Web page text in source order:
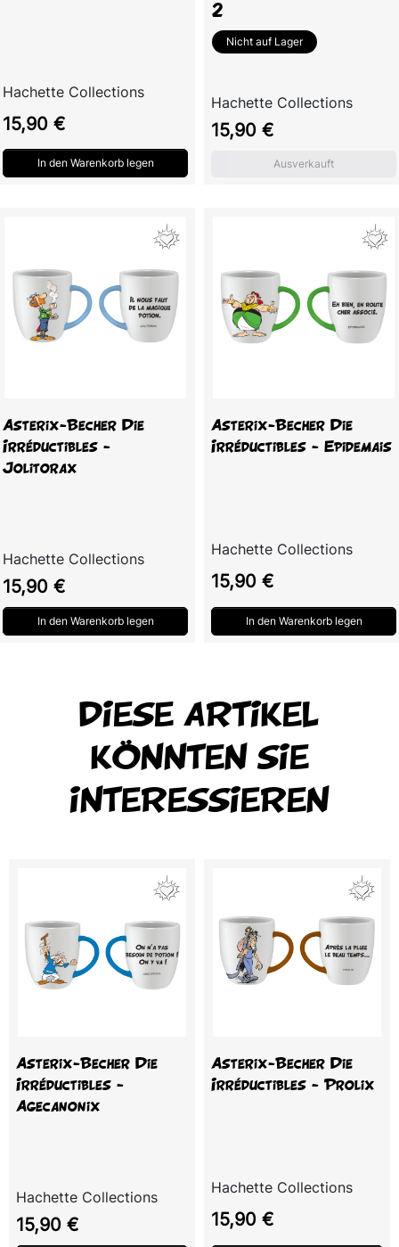
Hachette Collections
Preis
15,90 €
In den Warenkorb legen
2
Nicht auf Lager
Hachette Collections
Preis
15,90 €
Ausverkauft
Asterix-Becher Die
Irréductibles -
Jolitorax
Hachette Collections
Preis
15,90 €
In den Warenkorb legen
Asterix-Becher Die
Irréductibles - Epidemais
Hachette Collections
Preis
15,90 €
In den Warenkorb legen
DIESE ARTIKEL
KÖNNTEN SIE
INTERESSIEREN
Asterix-Becher Die
Irréductibles -
Agecanonix
Hachette Collections
Preis
15,90 €
Asterix-Becher Die
Irréductibles - Prolix
Hachette Collections
Preis
15,90 €